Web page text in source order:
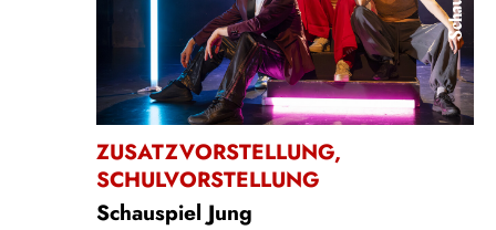
ZUSATZVORSTELLUNG,
SCHULVORSTELLUNG
Schauspiel Jung